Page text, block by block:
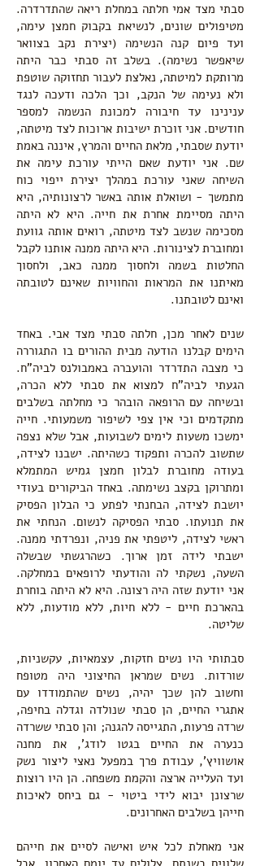
סבתי מצד אמי חלתה במחלת ריאה שהתדרדרה.
מטיפולים שונים, לנשיאת בקבוק חמצן עימה,
ועד פיום קנה הנשימה (יצירת נקב בצוואר
שיאפשר נשימה). בשלב זה סבתי כבר היתה
מרותקת למיטתה, נאלצת לעבור תחזוקה שוטפת
ולא נעימה של הנקב, וכך הלכה ודעכה לנגד
ענינינו עד חיבורה למכונת הנשמה למספר
חודשים. אני זוכרת ישיבות ארוכות לצד מיטתה,
יודעת שסבתי, מלאת החיים והמרץ, איננה באמת
שם. אני יודעת שאם הייתי עורכת עימה את
השיחה שאני עורכת במהלך יצירת ייפוי כוח
מתמשך - ושואלת אותה באשר לרצונותיה, היא
היתה מסיימת אחרת את חייה. היא לא היתה
מסכימה שנשב לצד מיטתה, רואים אותה גוועת
ומחוברת לצינורות. היא היתה ממנה אותנו לקבל
החלטות בשמה ולחסוך ממנה כאב, ולחסוך
מאיתנו את המראות והחוויות שאינם לטובתה
ואינם לטובתנו.
שנים לאחר מכן, חלתה סבתי מצד אבי. באחד
הימים קבלנו הודעה מבית ההורים בו התגוררה
כי מצבה התדרדר והועברה באמבולנס לביה"ח.
הגעתי לביה"ח למצוא את סבתי ללא הכרה,
ובשיחה עם הרופאה הובהר כי מחלתה בשלבים
מתקדמים וכי אין צפי לשיפור משמעותי. חייה
ימשכו משעות לימים לשבועות, אבל שלא נצפה
שתשוב להכרה ותפקוד כשהיתה. ישבנו לצידה,
בעודה מחוברת לבלון חמצן גמיש המתמלא
ומתרוקן בקצב נשימתה. באחד הביקורים בעודי
יושבת לצידה, הבחנתי לפתע כי הבלון הפסיק
את תנועתו. סבתי הפסיקה לנשום. הנחתי את
ראשי לצידה, ליטפתי את פניה, ונפרדתי ממנה.
ישבתי לידה זמן ארוך. כשהרגשתי שבשלה
השעה, נשקתי לה והודעתי לרופאים במחלקה.
אני יודעת שזה היה רצונה. היא לא היתה בוחרת
בהארכת חיים - ללא חיות, ללא מודעות, ללא
שליטה.
סבתותי היו נשים חזקות, עצמאיות, עקשניות,
שורדות. נשים שמראן החיצוני היה מטופח
וחשוב להן שכך יהיה, נשים שהתמודדו עם
אתגרי החיים, הן סבתי שנולדה וגדלה בחיפה,
שרדה פרעות, התגייסה להגנה; והן סבתי ששרדה
כנערה את החיים בגטו לודג', את מחנה
אושוויץ', עבודת פרך במפעל נאצי ליצור נשק
ועד העלייה ארצה והקמת משפחה. הן היו רוצות
שרצונן יבוא לידי ביטוי - גם ביחס לאיכות
חייהן בשלבים האחרונים.
אני מאחלת לכל איש ואישה לסיים את חייהם